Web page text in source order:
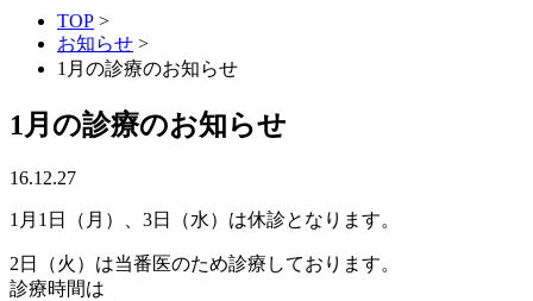
TOP >
お知らせ >
1月の診療のお知らせ
1月の診療のお知らせ
16.12.27
1月1日（月）、3日（水）は休診となります。
2日（火）は当番医のため診療しております。
診療時間は